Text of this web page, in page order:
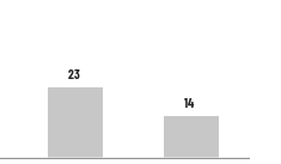
23
23
14
14